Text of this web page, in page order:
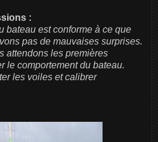
:
bateau est conforme à ce que
pas de mauvaises surprises.
attendons les premières
le comportement du bateau.
les voiles et calibrer